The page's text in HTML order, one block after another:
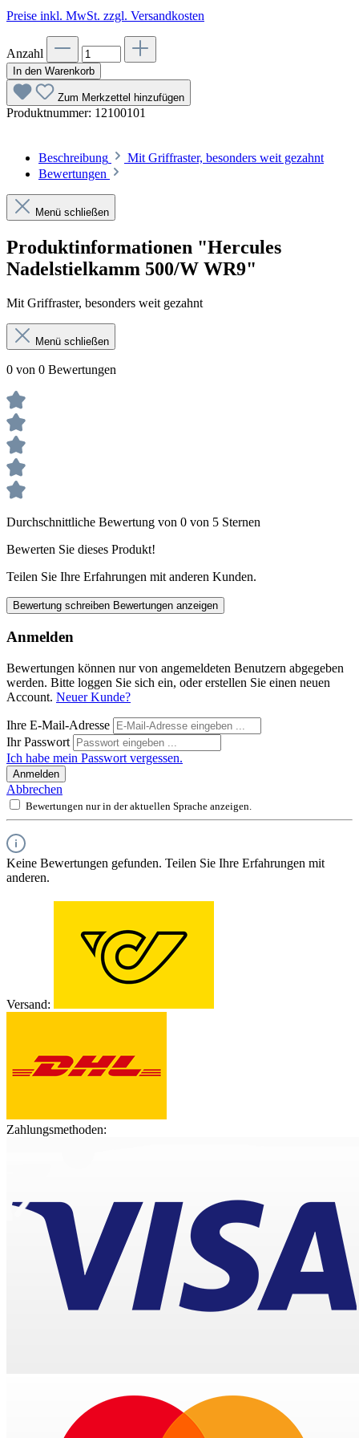
Preise inkl. MwSt. zzgl. Versandkosten
Anzahl
In den Warenkorb
Zum Merkzettel hinzufügen
Produktnummer: 12100101
Beschreibung
Mit Griffraster, besonders weit gezahnt
Bewertungen
Menü schließen
Produktinformationen "Hercules
Nadelstielkamm 500/W WR9"
Mit Griffraster, besonders weit gezahnt
Menü schließen
0 von 0 Bewertungen
Durchschnittliche Bewertung von 0 von 5 Sternen
Bewerten Sie dieses Produkt!
Teilen Sie Ihre Erfahrungen mit anderen Kunden.
Bewertung schreiben Bewertungen anzeigen
Anmelden
Bewertungen können nur von angemeldeten Benutzern abgegeben
werden. Bitte loggen Sie sich ein, oder erstellen Sie einen neuen
Account. Neuer Kunde?
Ihre E-Mail-Adresse
Ihr Passwort
Ich habe mein Passwort vergessen.
Anmelden
Abbrechen
Bewertungen nur in der aktuellen Sprache anzeigen.
Keine Bewertungen gefunden. Teilen Sie Ihre Erfahrungen mit
anderen.
Versand:
Zahlungsmethoden: